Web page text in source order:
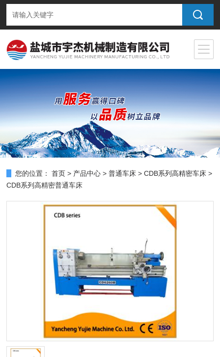
您的位置： 首页 > 产品中心 >普通车床 >CDB系列高精密车床 >
CDB系列高精密普通车床